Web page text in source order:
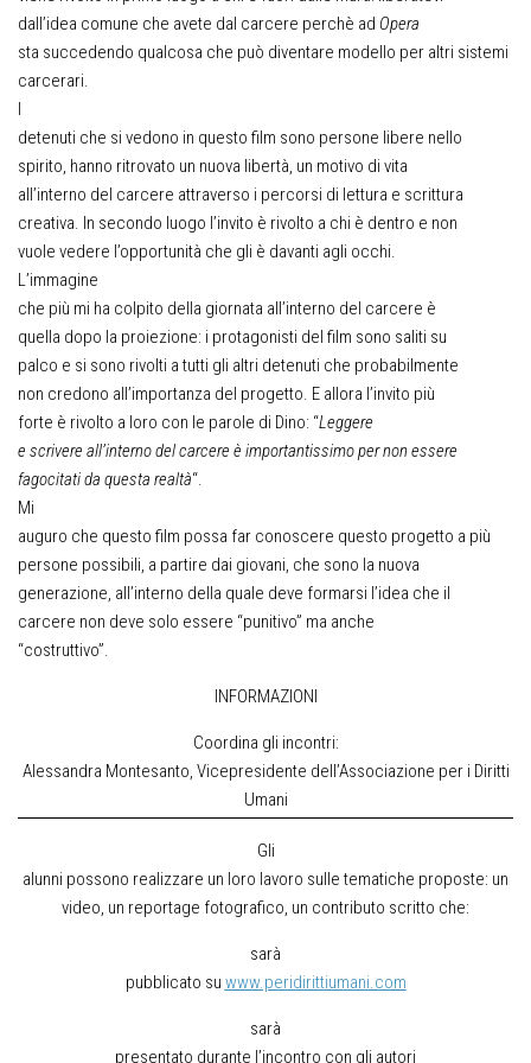
dall’idea comune che avete dal carcere perchè ad Opera
sta succedendo qualcosa che può diventare modello per altri sistemi
carcerari.
I
detenuti che si vedono in questo film sono persone libere nello
spirito, hanno ritrovato un nuova libertà, un motivo di vita
all’interno del carcere attraverso i percorsi di lettura e scrittura
creativa. In secondo luogo l’invito è rivolto a chi è dentro e non
vuole vedere l’opportunità che gli è davanti agli occhi.
L’immagine
che più mi ha colpito della giornata all’interno del carcere è
quella dopo la proiezione: i protagonisti del film sono saliti su
palco e si sono rivolti a tutti gli altri detenuti che probabilmente
non credono all’importanza del progetto. E allora l’invito più
forte è rivolto a loro con le parole di Dino: “Leggere
e scrivere all’interno del carcere è importantissimo per non essere
fagocitati da questa realtà“.
Mi
auguro che questo film possa far conoscere questo progetto a più
persone possibili, a partire dai giovani, che sono la nuova
generazione, all’interno della quale deve formarsi l’idea che il
carcere non deve solo essere “punitivo” ma anche
“costruttivo”.
INFORMAZIONI
Coordina gli incontri:
Alessandra Montesanto, Vicepresidente dell’Associazione per i Diritti
Umani
Gli
alunni possono realizzare un loro lavoro sulle tematiche proposte: un
video, un reportage fotografico, un contributo scritto che:
sarà
pubblicato su www.peridirittiumani.com
sarà
presentato durante l’incontro con gli autori